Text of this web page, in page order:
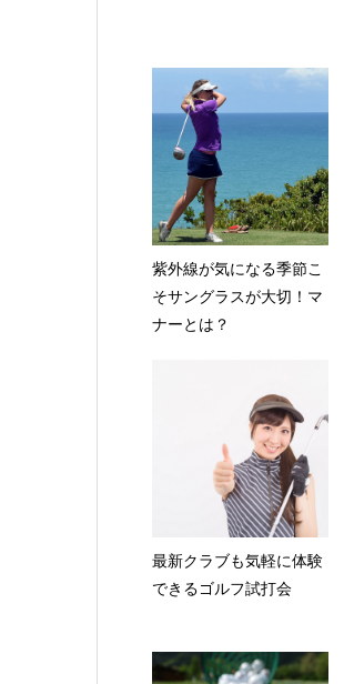
紫外線が気になる季節こ
そサングラスが大切！マ
ナーとは？
最新クラブも気軽に体験
できるゴルフ試打会